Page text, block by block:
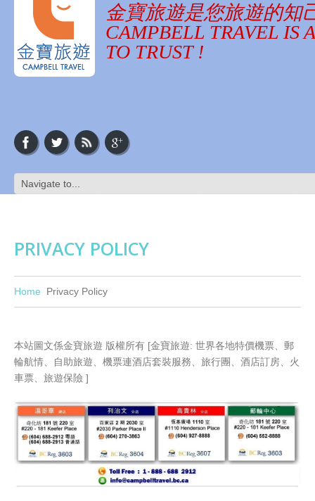
金寶旅遊是您旅遊的知
CAMPBELL TRAVEL IS
TO TRUST !
PRIVACY POLICY
Home Privacy Policy
本站圖文係金寶旅遊 版權所有 [金寶旅遊: 世界各地特價機票、郵
輪航情、自助旅遊、機票連酒店套裝服務、旅行團、酒店訂房、火
車票、旅遊保險 ]